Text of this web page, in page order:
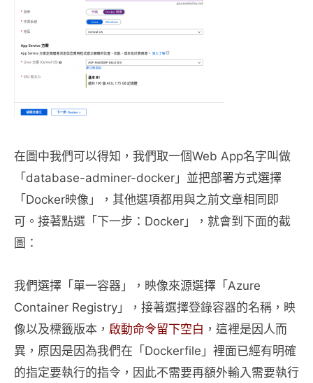
在圖中我們可以得知，我們取一個Web App名字叫做
「database-adminer-docker」並把部署方式選擇
「Docker映像」，其他選項都用與之前文章相同即
可。接著點選「下一步：Docker」，就會到下面的截
圖：
我們選擇「單一容器」，映像來源選擇「Azure
Container Registry」，接著選擇登錄容器的名稱，映
像以及標籤版本， 啟動命令留下空白 ，這裡是因人而
異，原因是因為我們在「Dockerfile」裡面已經有明確
的指定要執行的指令，因此不需要再額外輸入需要執行